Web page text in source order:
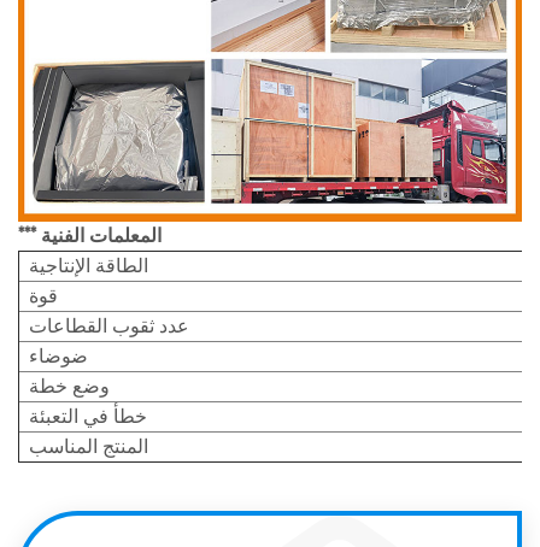
*** المعلمات الفنية
الطاقة الإنتاجية
قوة
عدد ثقوب القطاعات
ضوضاء
وضع خطة
خطأ في التعبئة
المنتج المناسب